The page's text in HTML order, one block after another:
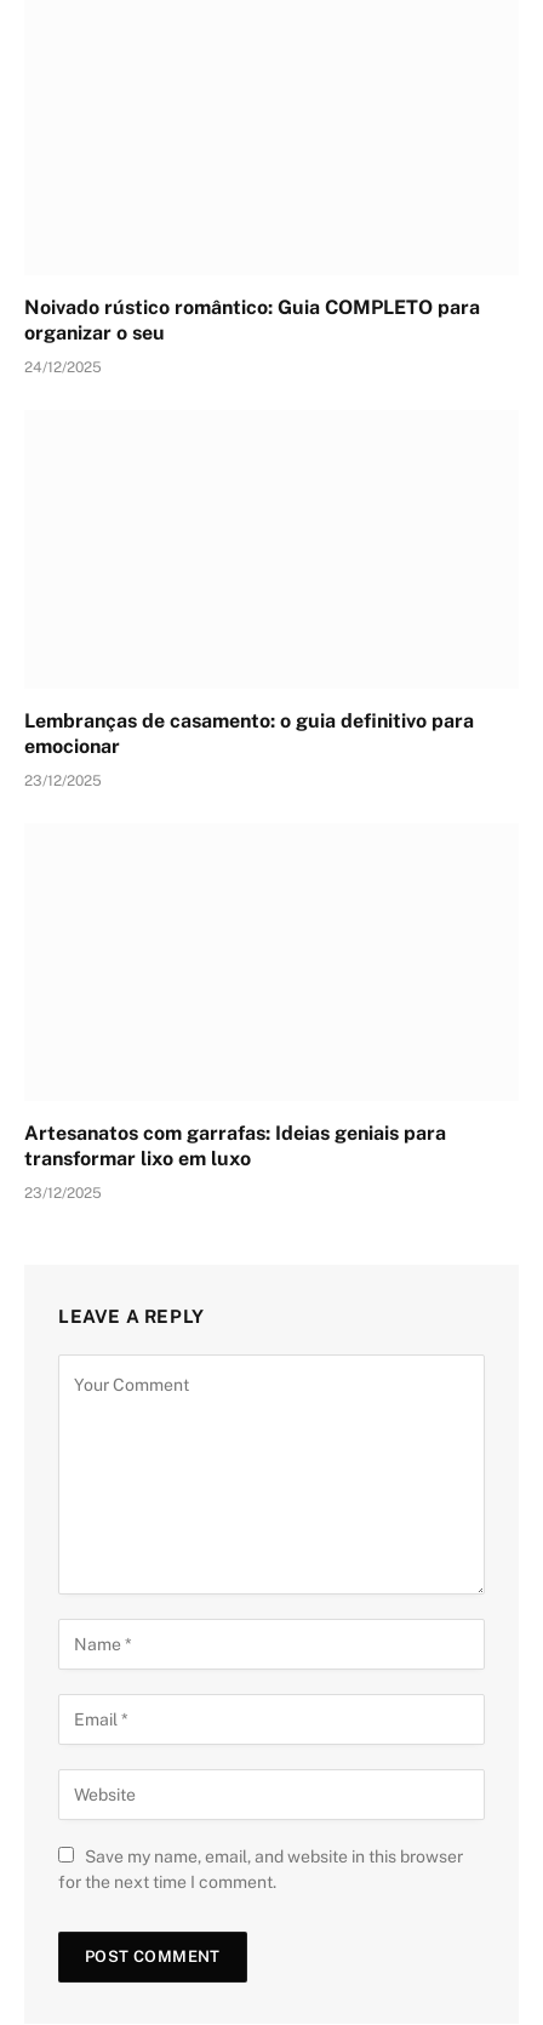
Noivado rústico romântico: Guia COMPLETO para
organizar o seu
24/12/2025
Lembranças de casamento: o guia definitivo para
emocionar
23/12/2025
Artesanatos com garrafas: Ideias geniais para
transformar lixo em luxo
23/12/2025
LEAVE A REPLY
Save my name, email, and website in this browser
for the next time I comment.